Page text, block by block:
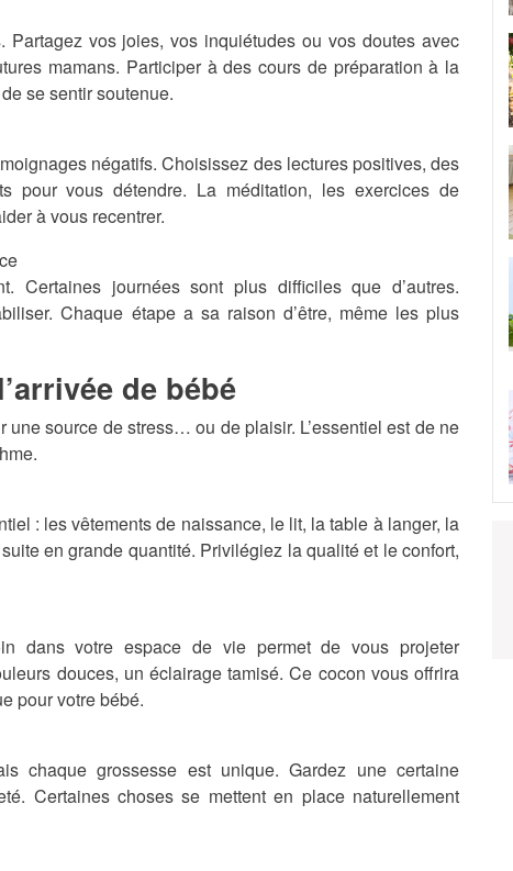
Partagez vos joies, vos inquiétudes ou vos doutes avec
mamans. Participer à des cours de préparation à la
se sentir soutenue.
négatifs. Choisissez des lectures positives, des
pour vous détendre. La méditation, les exercices de
à vous recentrer.
Certaines journées sont plus difficiles que d’autres.
Chaque étape a sa raison d’être, même les plus
de bébé
une source de stress… ou de plaisir. L’essentiel est de ne
: les vêtements de naissance, le lit, la table à langer, la
en grande quantité. Privilégiez la qualité et le confort,
dans votre espace de vie permet de vous projeter
douces, un éclairage tamisé. Ce cocon vous offrira
pour votre bébé.
chaque grossesse est unique. Gardez une certaine
Certaines choses se mettent en place naturellement